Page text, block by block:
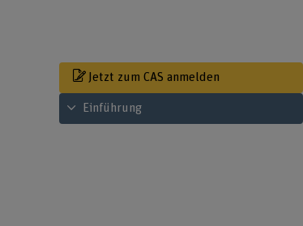
Jetzt zum CAS anmelden
Inhaltsverzeichnis ansehen
Einführung